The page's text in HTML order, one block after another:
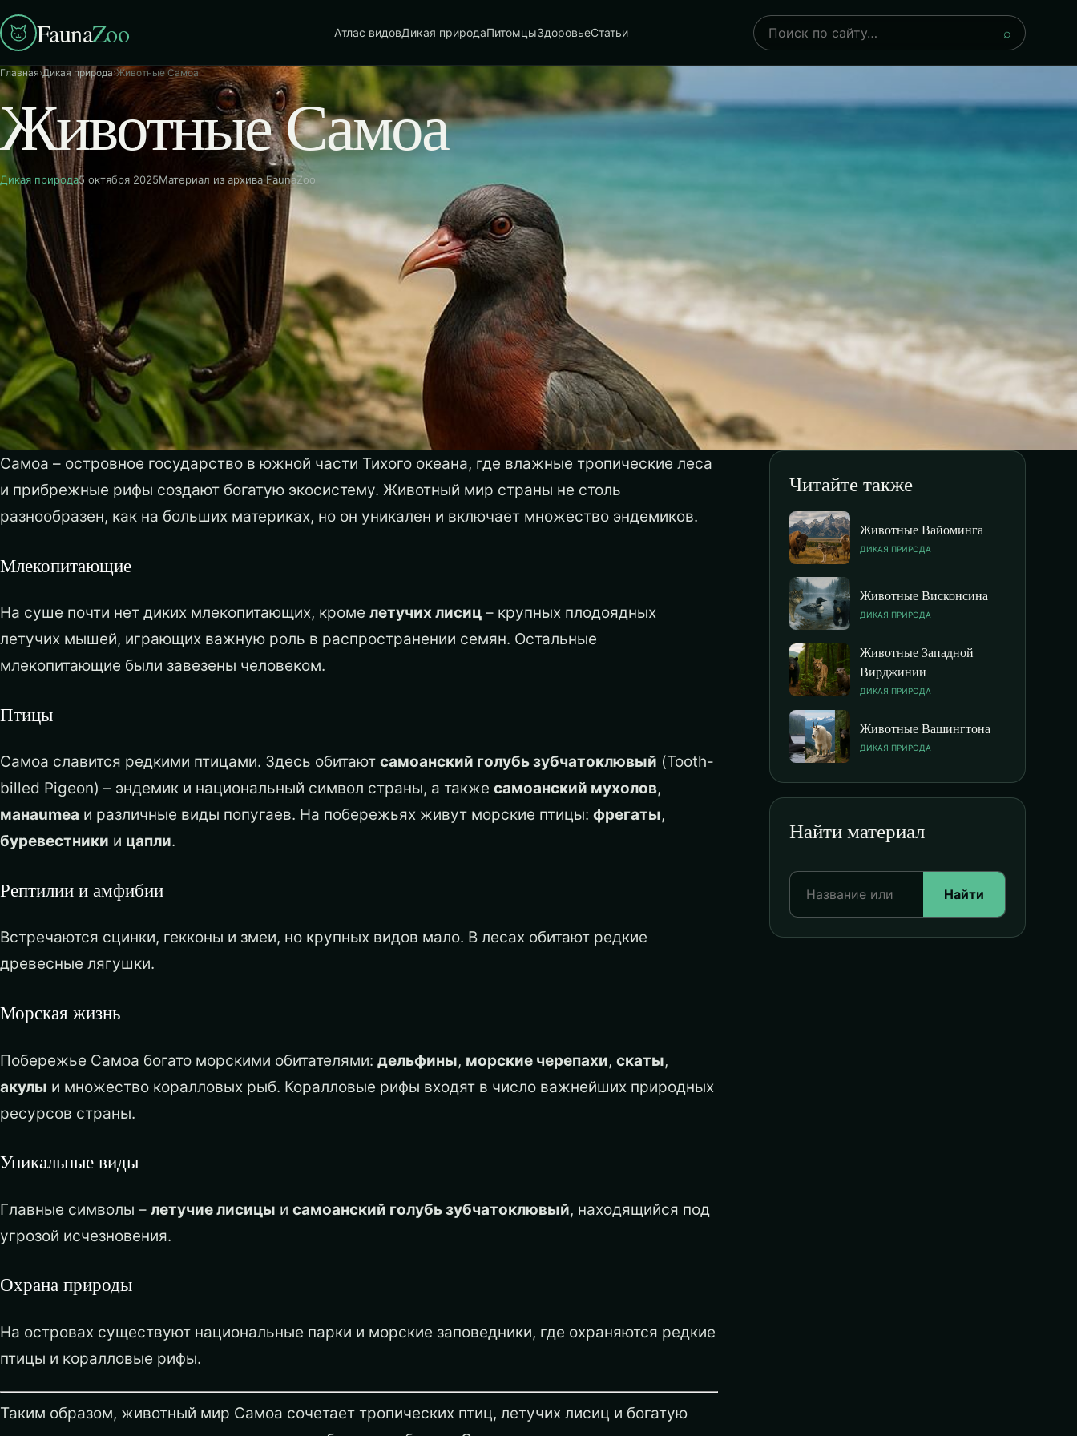
FaunaZoo Атлас видовДикая природаПитомцыЗдоровьеСтатьи
Поиск
⌕
Главная›Дикая природа›Животные Самоа
Животные Самоа
Дикая природа5 октября 2025Материал из архива FaunaZoo
Самоа – островное государство в южной части Тихого океана, где влажные тропические леса
и прибрежные рифы создают богатую экосистему. Животный мир страны не столь
разнообразен, как на больших материках, но он уникален и включает множество эндемиков.
Млекопитающие
На суше почти нет диких млекопитающих, кроме летучих лисиц – крупных плодоядных
летучих мышей, играющих важную роль в распространении семян. Остальные
млекопитающие были завезены человеком.
Птицы
Самоа славится редкими птицами. Здесь обитают самоанский голубь зубчатоклювый (Tooth-
billed Pigeon) – эндемик и национальный символ страны, а также самоанский мухолов,
манаumea и различные виды попугаев. На побережьях живут морские птицы: фрегаты,
буревестники и цапли.
Рептилии и амфибии
Встречаются сцинки, гекконы и змеи, но крупных видов мало. В лесах обитают редкие
древесные лягушки.
Морская жизнь
Побережье Самоа богато морскими обитателями: дельфины, морские черепахи, скаты,
акулы и множество коралловых рыб. Коралловые рифы входят в число важнейших природных
ресурсов страны.
Уникальные виды
Главные символы – летучие лисицы и самоанский голубь зубчатоклювый, находящийся под
угрозой исчезновения.
Охрана природы
На островах существуют национальные парки и морские заповедники, где охраняются редкие
птицы и коралловые рифы.
Таким образом, животный мир Самоа сочетает тропических птиц, летучих лисиц и богатую
Читайте также
Животные Вайоминга
ДИКАЯ ПРИРОДА
Животные Висконсина
ДИКАЯ ПРИРОДА
Животные Западной
Вирджинии
ДИКАЯ ПРИРОДА
Животные Вашингтона
ДИКАЯ ПРИРОДА
Найти материал
Найти